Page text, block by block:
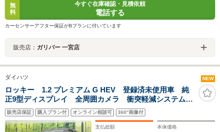
無
料
今すぐ在庫確認・見積依頼
電話する
カーセンサーアフター保証がBプランに付いています
販売店： ガリバー 一宮店
ダイハツ NEW
ロッキー 1.2 プレミアム G HEV 登録済未使用車 純
正9型ディスプレイ 全周囲カメラ 衝突軽減システム
アダプティブクルーズ LEDヘッドライト Bluetooth
フルセグ LEDヘッドライト 電動パーキングブレーキ
販売店保証 購入プラン付 オンライン相談可 360°画像付
支払総額 本体価格